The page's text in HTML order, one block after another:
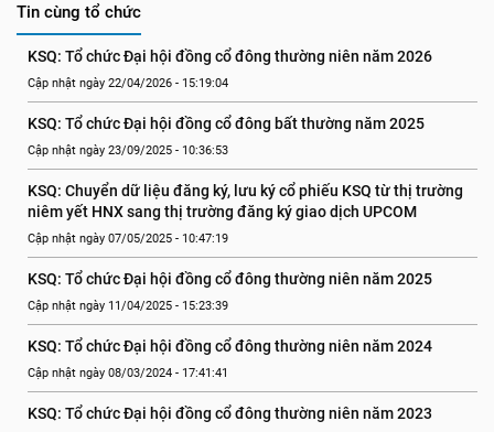
Tin cùng tổ chức
KSQ: Tổ chức Đại hội đồng cổ đông thường niên năm 2026
Cập nhật ngày 22/04/2026 - 15:19:04
KSQ: Tổ chức Đại hội đồng cổ đông bất thường năm 2025
Cập nhật ngày 23/09/2025 - 10:36:53
KSQ: Chuyển dữ liệu đăng ký, lưu ký cổ phiếu KSQ từ thị trường
niêm yết HNX sang thị trường đăng ký giao dịch UPCOM
Cập nhật ngày 07/05/2025 - 10:47:19
KSQ: Tổ chức Đại hội đồng cổ đông thường niên năm 2025
Cập nhật ngày 11/04/2025 - 15:23:39
KSQ: Tổ chức Đại hội đồng cổ đông thường niên năm 2024
Cập nhật ngày 08/03/2024 - 17:41:41
KSQ: Tổ chức Đại hội đồng cổ đông thường niên năm 2023